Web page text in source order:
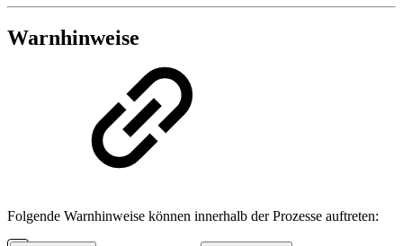
Warnhinweise
Folgende Warnhinweise können innerhalb der Prozesse auftreten: